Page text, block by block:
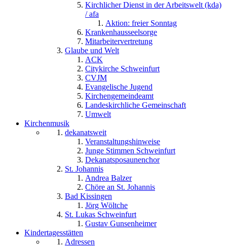
Kirchlicher Dienst in der Arbeitswelt (kda)
/ afa
Aktion: freier Sonntag
Krankenhausseelsorge
Mitarbeitervertretung
Glaube und Welt
ACK
Citykirche Schweinfurt
CVJM
Evangelische Jugend
Kirchengemeindeamt
Landeskirchliche Gemeinschaft
Umwelt
Kirchenmusik
dekanatsweit
Veranstaltungshinweise
Junge Stimmen Schweinfurt
Dekanatsposaunenchor
St. Johannis
Andrea Balzer
Chöre an St. Johannis
Bad Kissingen
Jörg Wöltche
St. Lukas Schweinfurt
Gustav Gunsenheimer
Kindertagesstätten
Adressen